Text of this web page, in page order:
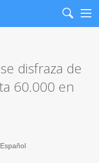
Search
disfraza de
60.000 en